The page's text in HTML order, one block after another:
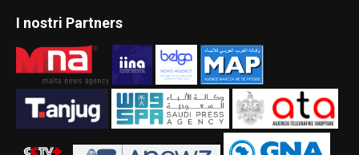
I nostri Partners